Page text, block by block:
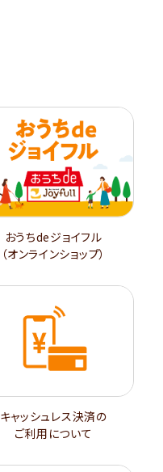
おうちdeジョイフル
（オンラインショップ）
キャッシュレス決済の
ご利用について